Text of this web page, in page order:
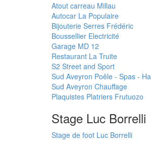
Atout carreau Millau
Autocar La Populaire
Bijouterie Serres Frédéric
Boussellier Electricité
Garage MD 12
Restaurant La Truite
S2 Street and Sport
Sud Aveyron Poêle - Spas -
Sud Aveyron Chauffage
Plaquistes Platriers Frutuozo
Stage Luc Borrelli
Stage de foot Luc Borrelli